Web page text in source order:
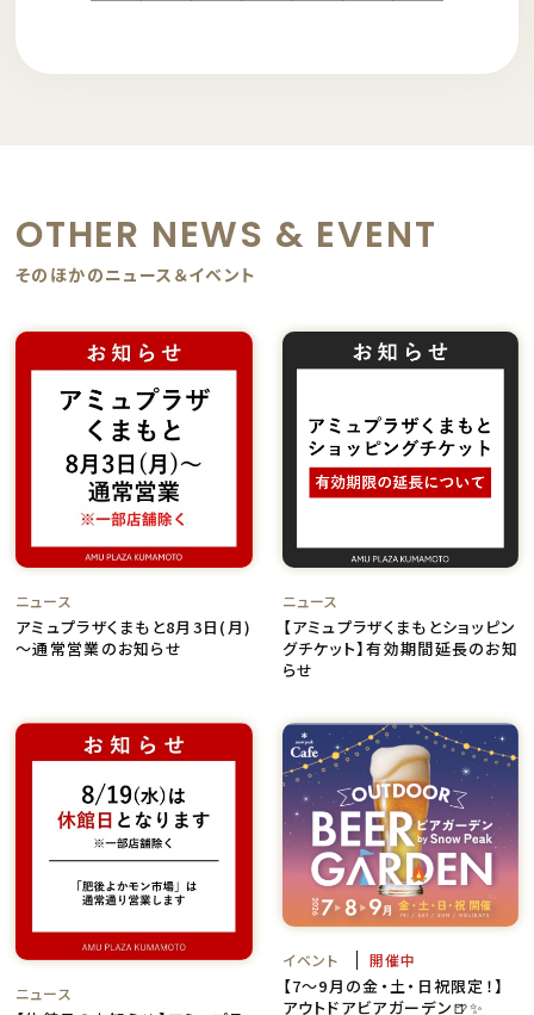
OTHER NEWS & EVENT
そのほかのニュース＆イベント
ニュース
アミュプラザくまもと8月3日(月)
～通常営業のお知らせ
ニュース
【アミュプラザくまもとショッピン
グチケット】有効期間延長のお知
らせ
ニュース
イベント 開催中
【7～9月の金・土・日祝限定！】
アウトドアビアガーデン🍺✨